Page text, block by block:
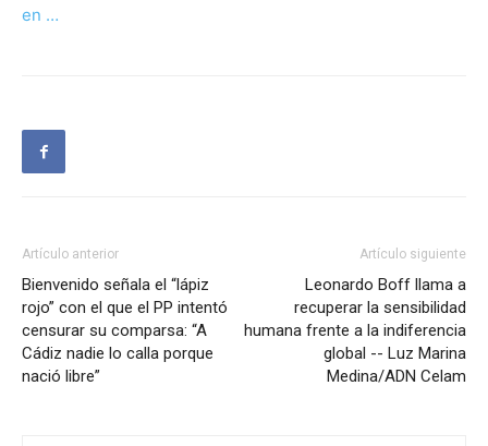
en …
Artículo anterior
Bienvenido señala el “lápiz
rojo” con el que el PP intentó
censurar su comparsa: “A
Cádiz nadie lo calla porque
nació libre”
Artículo siguiente
Leonardo Boff llama a
recuperar la sensibilidad
humana frente a la indiferencia
global -- Luz Marina
Medina/ADN Celam